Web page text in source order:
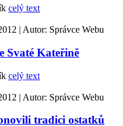
celý text
| Autor: Správce Webu
Svaté Kateřině
celý text
| Autor: Správce Webu
tradici ostatků